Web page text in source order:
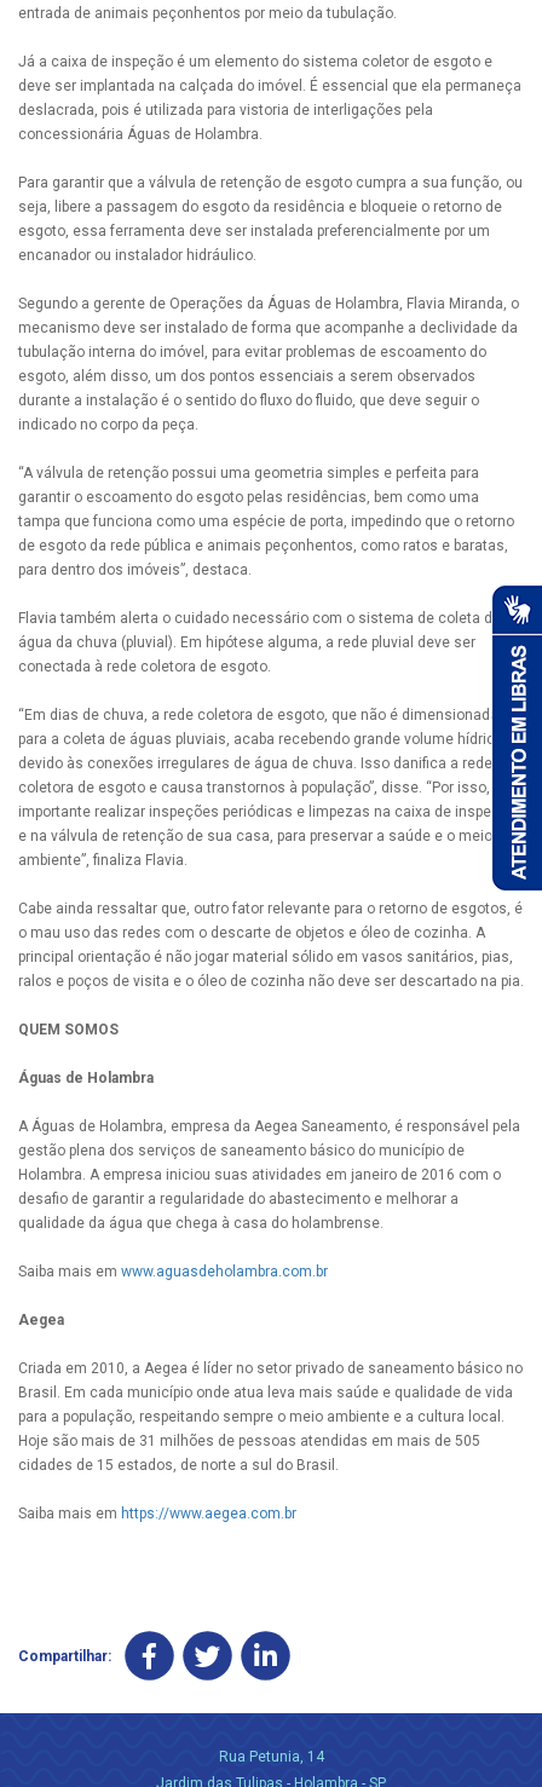
entrada de animais peçonhentos por meio da tubulação.
Já a caixa de inspeção é um elemento do sistema coletor de esgoto e
deve ser implantada na calçada do imóvel. É essencial que ela permaneça
deslacrada, pois é utilizada para vistoria de interligações pela
concessionária Águas de Holambra.
Para garantir que a válvula de retenção de esgoto cumpra a sua função, ou
seja, libere a passagem do esgoto da residência e bloqueie o retorno de
esgoto, essa ferramenta deve ser instalada preferencialmente por um
encanador ou instalador hidráulico.
Segundo a gerente de Operações da Águas de Holambra, Flavia Miranda, o
mecanismo deve ser instalado de forma que acompanhe a declividade da
tubulação interna do imóvel, para evitar problemas de escoamento do
esgoto, além disso, um dos pontos essenciais a serem observados
durante a instalação é o sentido do fluxo do fluido, que deve seguir o
indicado no corpo da peça.
“A válvula de retenção possui uma geometria simples e perfeita para
garantir o escoamento do esgoto pelas residências, bem como uma
tampa que funciona como uma espécie de porta, impedindo que o retorno
de esgoto da rede pública e animais peçonhentos, como ratos e baratas,
para dentro dos imóveis”, destaca.
Flavia também alerta o cuidado necessário com o sistema de coleta de
água da chuva (pluvial). Em hipótese alguma, a rede pluvial deve ser
conectada à rede coletora de esgoto.
“Em dias de chuva, a rede coletora de esgoto, que não é dimensionada
para a coleta de águas pluviais, acaba recebendo grande volume hídrico
devido às conexões irregulares de água de chuva. Isso danifica a rede
coletora de esgoto e causa transtornos à população”, disse. “Por isso, é
importante realizar inspeções periódicas e limpezas na caixa de inspeção
e na válvula de retenção de sua casa, para preservar a saúde e o meio
ambiente”, finaliza Flavia.
Cabe ainda ressaltar que, outro fator relevante para o retorno de esgotos, é
o mau uso das redes com o descarte de objetos e óleo de cozinha. A
principal orientação é não jogar material sólido em vasos sanitários, pias,
ralos e poços de visita e o óleo de cozinha não deve ser descartado na pia.
QUEM SOMOS
Águas de Holambra
A Águas de Holambra, empresa da Aegea Saneamento, é responsável pela
gestão plena dos serviços de saneamento básico do município de
Holambra. A empresa iniciou suas atividades em janeiro de 2016 com o
desafio de garantir a regularidade do abastecimento e melhorar a
qualidade da água que chega à casa do holambrense.
Saiba mais em www.aguasdeholambra.com.br
Aegea
Criada em 2010, a Aegea é líder no setor privado de saneamento básico no
Brasil. Em cada município onde atua leva mais saúde e qualidade de vida
para a população, respeitando sempre o meio ambiente e a cultura local.
Hoje são mais de 31 milhões de pessoas atendidas em mais de 505
cidades de 15 estados, de norte a sul do Brasil.
Saiba mais em https://www.aegea.com.br
Compartilhar:
Rua Petunia, 14